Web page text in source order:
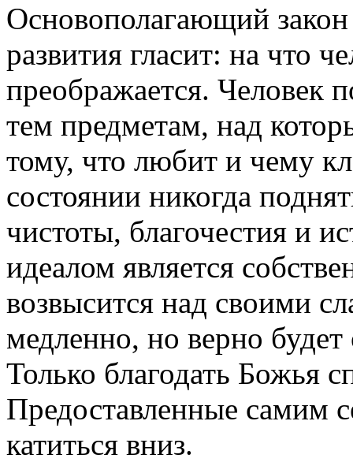
Основополагающий
развития гласит: на что
преображается. Человек
тем предметам, над
тому, что любит и чему
состоянии никогда
чистоты, благочестия и
идеалом является
возвысится над своими
медленно, но верно
Только благодать Божья
Предоставленные самим
катиться вниз.